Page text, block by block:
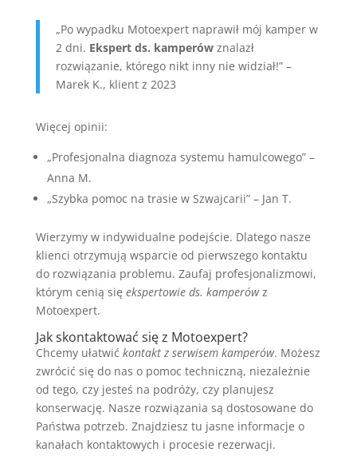
„Po wypadku Motoexpert naprawił mój kamper w
2 dni. Ekspert ds. kamperówznalazł
rozwiązanie, którego nikt inny nie widział!” –
Marek K., klient z 2023
Więcej opinii:
„Profesjonalna diagnoza systemu hamulcowego” –
Anna M.
„Szybka pomoc na trasie w Szwajcarii” – Jan T.
Wierzymy w indywidualne podejście. Dlatego nasze
klienci otrzymują wsparcie od pierwszego kontaktu
do rozwiązania problemu. Zaufaj profesjonalizmowi,
którym cenią się ekspertowie ds. kamperówz
Motoexpert.
Jak skontaktować się z Motoexpert?
Chcemy ułatwić kontakt z serwisem kamperów. Możesz
zwrócić się do nas o pomoc techniczną, niezależnie
od tego, czy jesteś na podróży, czy planujesz
konserwację. Nasze rozwiązania są dostosowane do
Państwa potrzeb. Znajdziesz tu jasne informacje o
kanałach kontaktowych i procesie rezerwacji.